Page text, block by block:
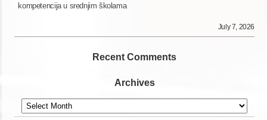
kompetencija u srednjim školama
July 7, 2026
Recent Comments
Archives
Archives